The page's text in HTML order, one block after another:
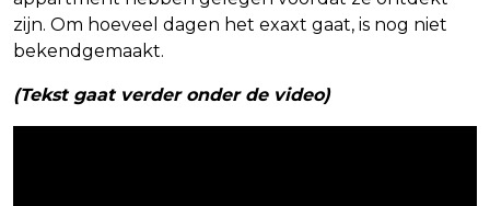
zijn. Om hoeveel dagen het exaxt gaat, is nog niet
bekendgemaakt.
(Tekst gaat verder onder de video)